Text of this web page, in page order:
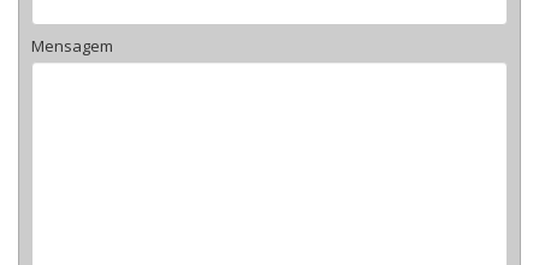
Mensagem